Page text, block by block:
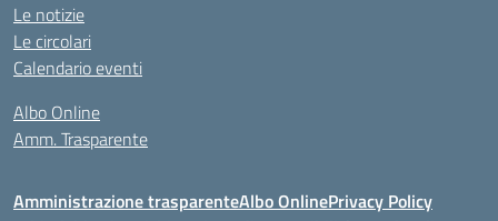
Le notizie
Le circolari
Calendario eventi
Albo Online
Amm. Trasparente
Amministrazione trasparenteAlbo OnlinePrivacy Policy